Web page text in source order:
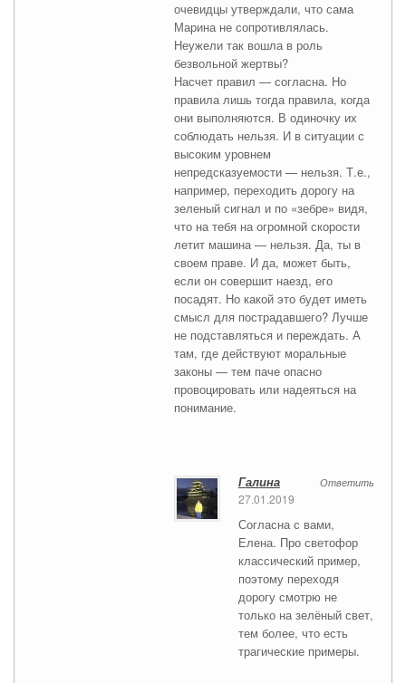
очевидцы утверждали, что сама
Марина не сопротивлялась.
Неужели так вошла в роль
безвольной жертвы?
Насчет правил — согласна. Но
правила лишь тогда правила, когда
они выполняются. В одиночку их
соблюдать нельзя. И в ситуации с
высоким уровнем
непредсказуемости — нельзя. Т.е.,
например, переходить дорогу на
зеленый сигнал и по «зебре» видя,
что на тебя на огромной скорости
летит машина — нельзя. Да, ты в
своем праве. И да, может быть,
если он совершит наезд, его
посадят. Но какой это будет иметь
смысл для пострадавшего? Лучше
не подставляться и переждать. А
там, где действуют моральные
законы — тем паче опасно
провоцировать или надеяться на
понимание.
Ответить
Галина
27.01.2019
Согласна с вами,
Елена. Про светофор
классический пример,
поэтому переходя
дорогу смотрю не
только на зелёный свет,
тем более, что есть
трагические примеры.